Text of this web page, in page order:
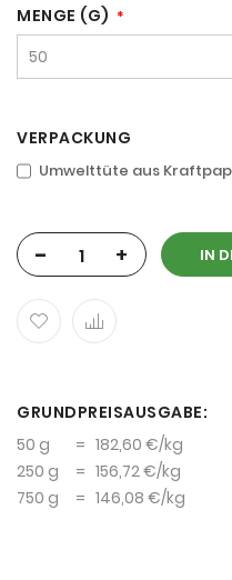
MENGE (G)
VERPACKUNG
Umwelttüte aus
- + IN
GRUNDPREISAUSGABE:
50 g
= 182,60 €/kg
250 g
= 156,72 €/kg
750 g
= 146,08 €/kg